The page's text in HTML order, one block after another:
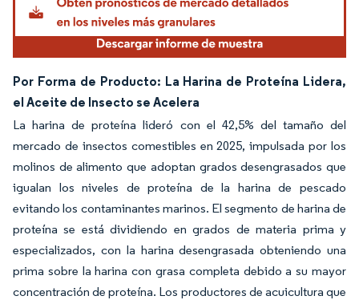
Por Forma de Producto: La Harina de Proteína Lidera,
el Aceite de Insecto se Acelera
La harina de proteína lideró con el 42,5% del tamaño del
mercado de insectos comestibles en 2025, impulsada por los
molinos de alimento que adoptan grados desengrasados que
igualan los niveles de proteína de la harina de pescado
evitando los contaminantes marinos. El segmento de harina de
proteína se está dividiendo en grados de materia prima y
especializados, con la harina desengrasada obteniendo una
prima sobre la harina con grasa completa debido a su mayor
concentración de proteína. Los productores de acuicultura que